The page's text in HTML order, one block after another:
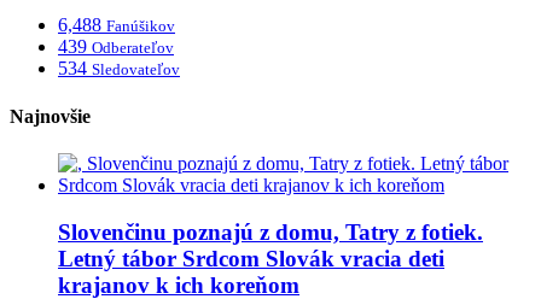
6,488 Fanúšikov
439 Odberateľov
534 Sledovateľov
Najnovšie
Slovenčinu poznajú z domu, Tatry z fotiek.
Letný tábor Srdcom Slovák vracia deti
krajanov k ich koreňom